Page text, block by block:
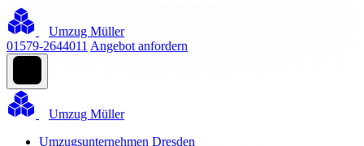
Umzug Müller
01579-2644011 Angebot anfordern
Umzug Müller
Umzugsunternehmen Dresden